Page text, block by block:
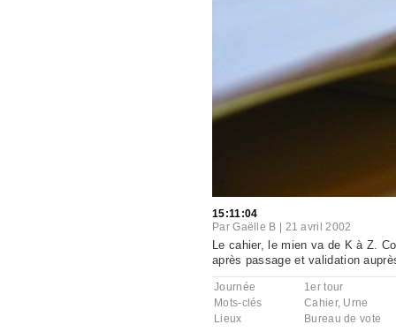
15:11:04
ParGaëlle B 21 avril 2002
Le cahier, le mien va de K à Z.
après passage et validation
Journée
1er tour
Mots-clés
Cahier, Urne
Lieux
Bureau de vote